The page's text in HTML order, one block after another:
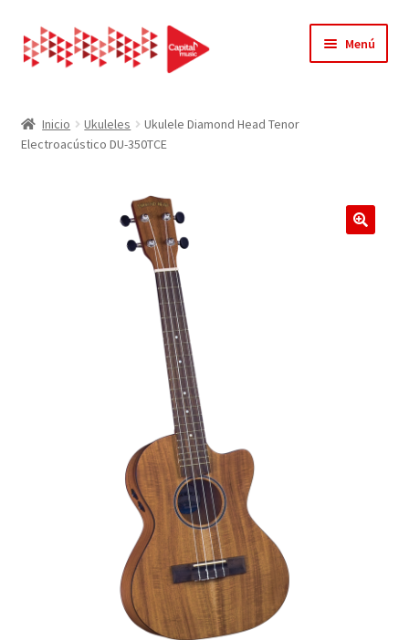
Ir
a
Ir
al
Menú
Acerca de Nosotros
Términos y condiciones
Inicio Ukuleles
Ukulele Diamond Head Tenor
Electroacústico DU-350TCE